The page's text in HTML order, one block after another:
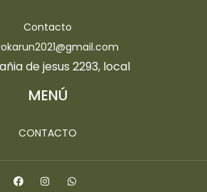
Contacto
de jesus 2293, local
MENÚ
CONTACTO